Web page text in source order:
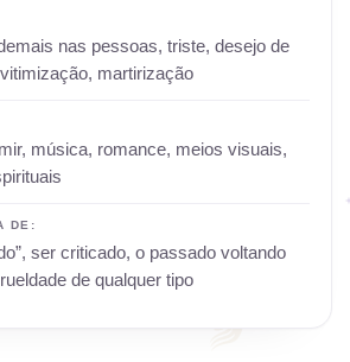
nas pessoas, triste, desejo de
martirização
música, romance, meios visuais,
DE:
ser criticado, o passado voltando
de qualquer tipo